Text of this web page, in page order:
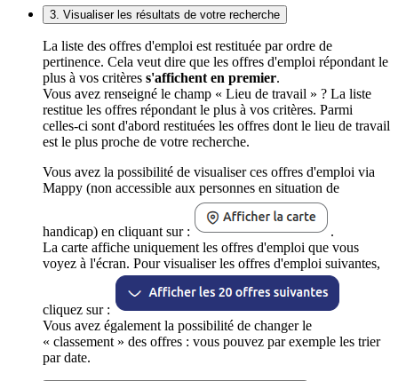
3. Visualiser les résultats de votre recherche
La liste des offres d'emploi est restituée par ordre de
pertinence. Cela veut dire que les offres d'emploi répondant le
plus à vos critères s'affichent en premier.
Vous avez renseigné le champ « Lieu de travail » ? La liste
restitue les offres répondant le plus à vos critères. Parmi
celles-ci sont d'abord restituées les offres dont le lieu de travail
est le plus proche de votre recherche.
Vous avez la possibilité de visualiser ces offres d'emploi via
Mappy (non accessible aux personnes en situation de
handicap) en cliquant sur :
.
La carte affiche uniquement les offres d'emploi que vous
voyez à l'écran. Pour visualiser les offres d'emploi suivantes,
cliquez sur :
Vous avez également la possibilité de changer le
« classement » des offres : vous pouvez par exemple les trier
par date.